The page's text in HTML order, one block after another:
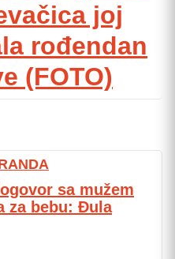
joj
rođendan
(FOTO)
sa mužem
za bebu: Đula